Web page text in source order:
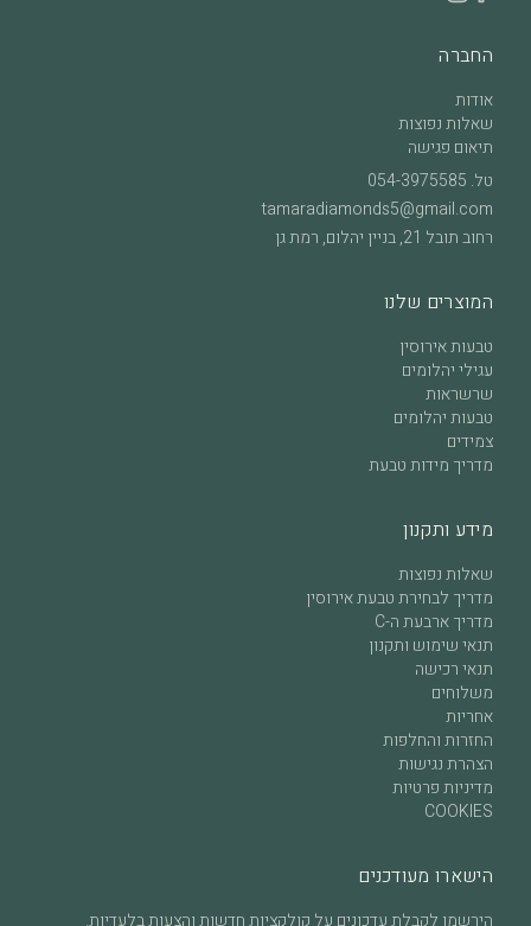
החברה
אודות
שאלות נפוצות
תיאום פגישה
טל.
tamaradiamonds5@gmail.com
רחוב תובל 21, בניין יהלום, רמת גן
המוצרים שלנו
טבעות אירוסין
עגילי יהלומים
שרשראות
טבעות יהלומים
צמידים
מדריך מידות טבעת
מידע ותקנון
שאלות נפוצות
מדריך לבחירת טבעת אירוסין
מדריך ארבעת ה-C
תנאי שימוש ותקנון
תנאי רכישה
משלוחים
אחריות
החזרות והחלפות
הצהרת נגישות
מדיניות פרטיות
COOKIES
הישארו מעודכנים
הירשמו לקבלת עדכונים על קולקציות חדשות והצעות בלעדיות.